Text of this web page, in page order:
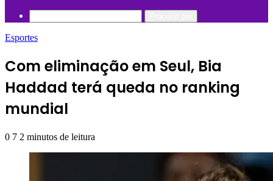
Esportes
Com eliminação em Seul, Bia
Haddad terá queda no ranking
mundial
0 7 2 minutos de leitura